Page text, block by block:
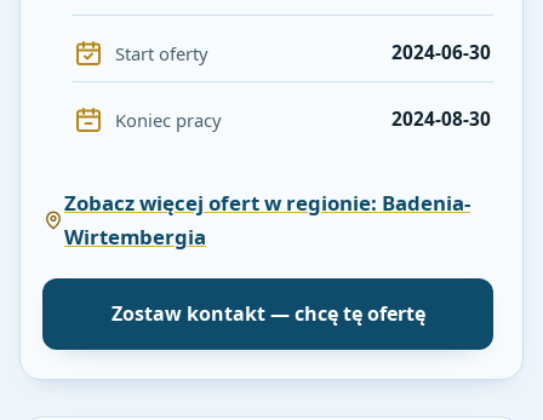
Start oferty 2024-06-30
Koniec pracy 2024-08-30
Zobacz więcej ofert w regionie: Badenia-
Wirtembergia
Zostaw kontakt — chcę tę ofertę